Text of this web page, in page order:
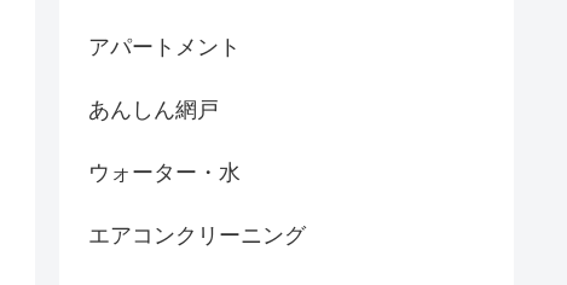
アパートメント
あんしん網戸
ウォーター・水
エアコンクリーニング